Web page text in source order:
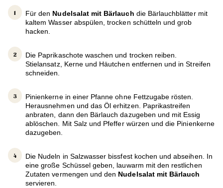
Für den Nudelsalat mit Bärlauch die Bärlauchblätter mit
kaltem Wasser abspülen, trocken schütteln und grob
hacken.
Die Paprikaschote waschen und trocken reiben.
Stielansatz, Kerne und Häutchen entfernen und in Streifen
schneiden.
Pinienkerne in einer Pfanne ohne Fettzugabe rösten.
Herausnehmen und das Öl erhitzen. Paprikastreifen
anbraten, dann den Bärlauch dazugeben und mit Essig
ablöschen. Mit Salz und Pfeffer würzen und die Pinienkerne
dazugeben.
Die Nudeln in Salzwasser bissfest kochen und abseihen. In
eine große Schüssel geben, lauwarm mit den restlichen
Zutaten vermengen und den Nudelsalat mit Bärlauch
servieren.